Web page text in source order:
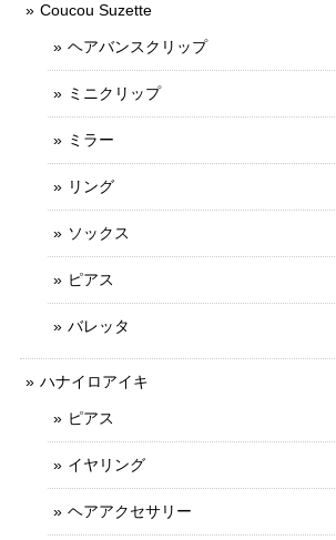
Coucou Suzette
ヘアバンスクリップ
ミニクリップ
ミラー
リング
ソックス
ピアス
バレッタ
ハナイロアイキ
ピアス
イヤリング
ヘアアクセサリー